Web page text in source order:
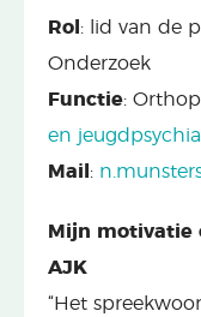
Rol : lid van de
Onderzoek
Functie:
en
Mail :
Mijn motivatie
AJK
“Het